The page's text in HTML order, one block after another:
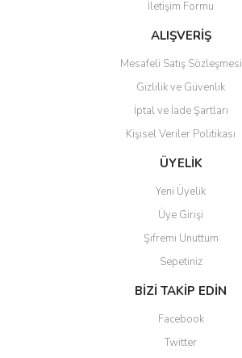
Ürün fiyatı diğer sitelerden daha pahalı.
Bu ürüne benzer farklı alternatifler olmalı.
Gönder
İletişim Formu
ALIŞVERİŞ
Mesafeli Satış Sözleşmesi
Gizlilik ve Güvenlik
İptal ve İade Şartları
Kişisel Veriler Politikası
ÜYELİK
Yeni Üyelik
Üye Girişi
Şifremi Unuttum
Sepetiniz
BİZİ TAKİP EDİN
Facebook
Twitter